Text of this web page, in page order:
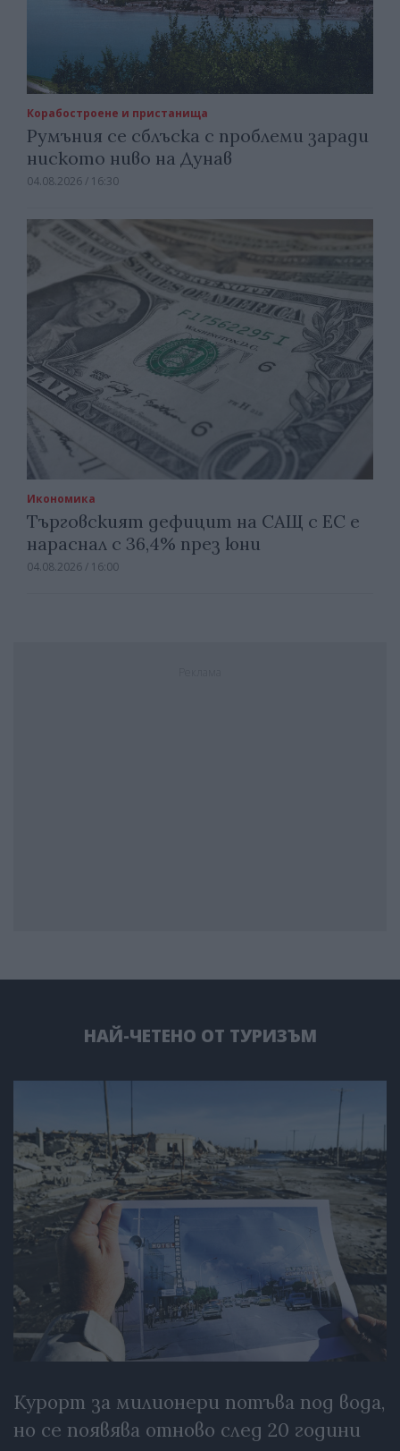
Корабостроене и пристанища
Румъния се сблъска с проблеми заради
ниското ниво на Дунав
04.08.2026 / 16:30
Икономика
Търговският дефицит на САЩ с ЕС е
нараснал с 36,4% през юни
04.08.2026 / 16:00
НАЙ-ЧЕТЕНО ОТ ТУРИЗЪМ
Курорт за милионери потъва под вода,
но се появява отново след 20 години